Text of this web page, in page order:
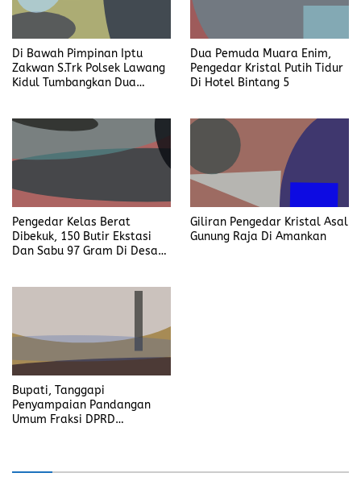
Di Bawah Pimpinan Iptu
Zakwan S.Trk Polsek Lawang
Kidul Tumbangkan Dua
Dua Pemuda Muara Enim,
Pengedar Kristal Putih Tidur
Di Hotel Bintang 5
Pengedar Kelas Berat
Dibekuk, 150 Butir Ekstasi
Dan Sabu 97 Gram Di Desa
Giliran Pengedar Kristal Asal
Gunung Raja Di Amankan
Bupati, Tanggapi
Penyampaian Pandangan
Umum Fraksi DPRD